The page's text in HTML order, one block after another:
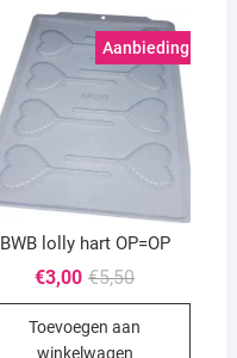
Aanbieding!
BWB lolly hart OP=OP
€5,50
€5,50.
€3,00
Huidige
€3,00.
Toevoegen aan
winkelwagen